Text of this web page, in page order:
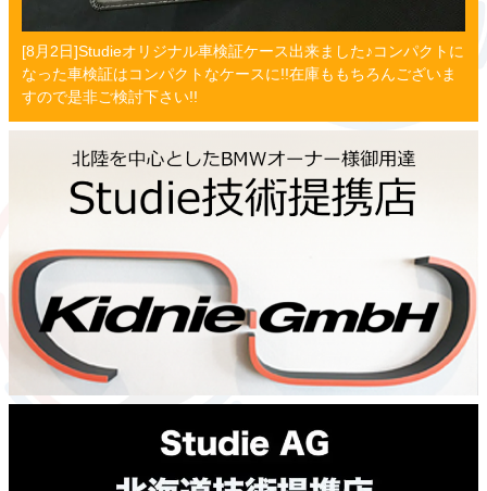
[8月2日]Studieオリジナル車検証ケース出来ました♪コンパクトに
なった車検証はコンパクトなケースに!!在庫ももちろんございま
すので是非ご検討下さい!!